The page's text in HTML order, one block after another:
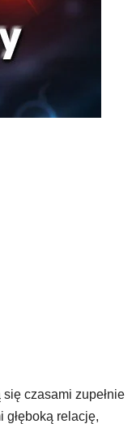
czasami zupełnie
relację,